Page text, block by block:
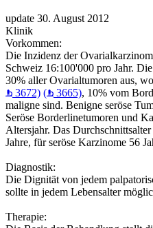
update 30. August 2012
Klinik
Vorkommen:
Die Inzidenz der
Schweiz 16:100'000 pro Jahr.
30% aller Ovarialtumoren aus,
3672) ( 3665), 10% vom
maligne sind. Benigne seröse
Seröse Borderlinetumoren und
Altersjahr. Das
Jahre, für seröse Karzinome 56
Diagnostik:
Die Dignität von jedem
sollte in jedem Lebensalter
Therapie: